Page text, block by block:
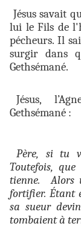
Jésus savait
lui le Fils de
pécheurs. Il
surgir dans
Gethsémané.
Jésus,
Gethsémané :
Père, si tu
Toutefois,
tienne. Alors
fortifier. Étant
sa sueur
tombaient